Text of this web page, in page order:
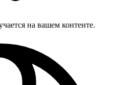
на вашем контенте.